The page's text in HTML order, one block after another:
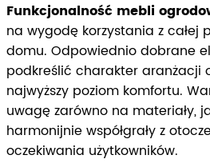
Funkcjonalność mebli
na wygodę korzystania z całej
domu. Odpowiednio dobrane
podkreślić charakter aranżacji
najwyższy poziom komfortu.
uwagę zarówno na materiały,
harmonijnie współgrały z
oczekiwania użytkowników.